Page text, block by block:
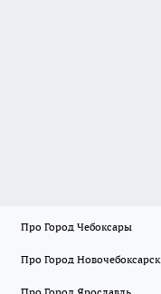
Про Город Чебоксары
Про Город Новочебоксарск